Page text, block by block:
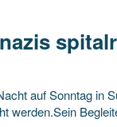
auf Sonntag in
werden.Sein